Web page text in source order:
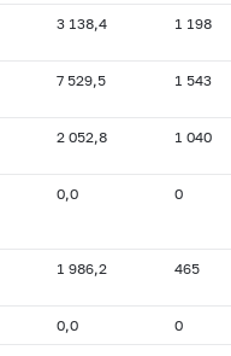
3 138,4 1 198
7 529,5 1 543
2 052,8 1 040
0,0 0
1 986,2 465
0,0 0